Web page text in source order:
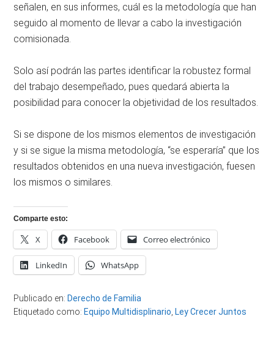
señalen, en sus informes, cuál es la metodología que han
seguido al momento de llevar a cabo la investigación
comisionada.
Solo así podrán las partes identificar la robustez formal
del trabajo desempeñado, pues quedará abierta la
posibilidad para conocer la objetividad de los resultados.
Si se dispone de los mismos elementos de investigación
y si se sigue la misma metodología, “se esperaría” que los
resultados obtenidos en una nueva investigación, fuesen
los mismos o similares.
Comparte esto:
X Facebook Correo electrónico
LinkedIn WhatsApp
Publicado en: Derecho de Familia
Etiquetado como: Equipo Multidisplinario Ley Crecer Juntos